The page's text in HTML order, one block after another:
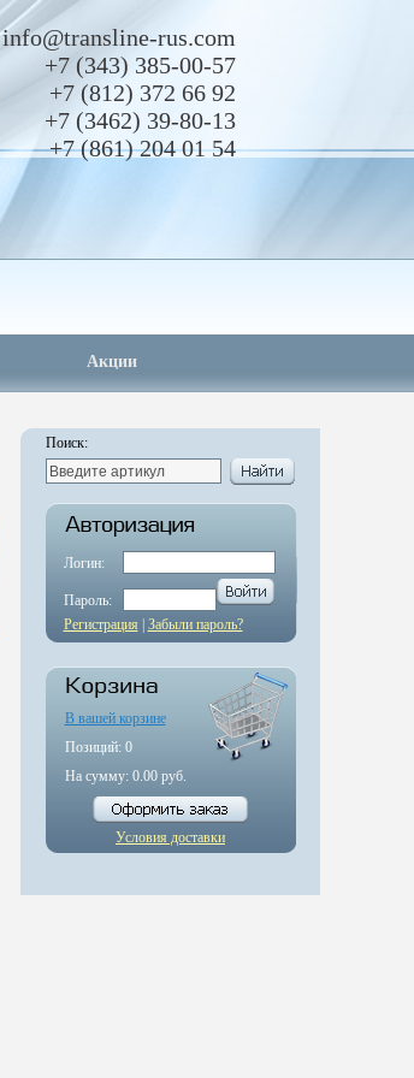
info@transline-rus.com
+7 (343) 385-00-57
+7 (812) 372 66 92
+7 (3462) 39-80-13
+7 (861) 204 01 54
Акции
Поиск:
Логин:
Пароль:
Регистрация
Забыли пароль?
В вашей корзине
Позиций: 0
На сумму: 0.00руб.
Условия доставки